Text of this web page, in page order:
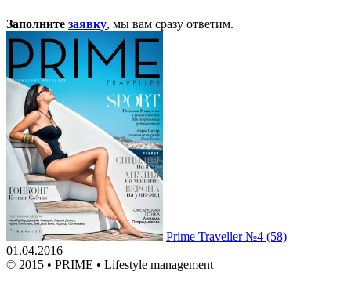
Заполните заявку, мы вам сразу ответим.
Prime Traveller №4 (58)
01.04.2016
© 2015 • PRIME • Lifestyle management